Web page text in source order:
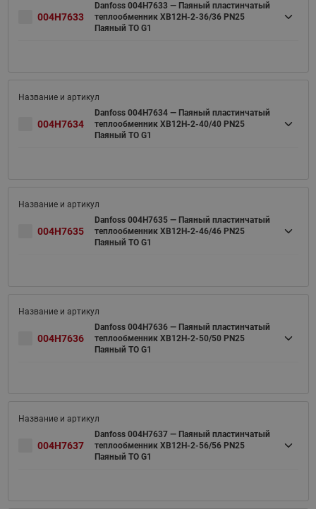
004H7633
Danfoss 004H7633 — Паяный пластинчатый
теплообменник XB12H-2-36/36 PN25
Паяный ТО G1
004H7634
Danfoss 004H7634 — Паяный пластинчатый
теплообменник XB12H-2-40/40 PN25
Паяный ТО G1
004H7635
Danfoss 004H7635 — Паяный пластинчатый
теплообменник XB12H-2-46/46 PN25
Паяный ТО G1
004H7636
Danfoss 004H7636 — Паяный пластинчатый
теплообменник XB12H-2-50/50 PN25
Паяный ТО G1
004H7637
Danfoss 004H7637 — Паяный пластинчатый
теплообменник XB12H-2-56/56 PN25
Паяный ТО G1